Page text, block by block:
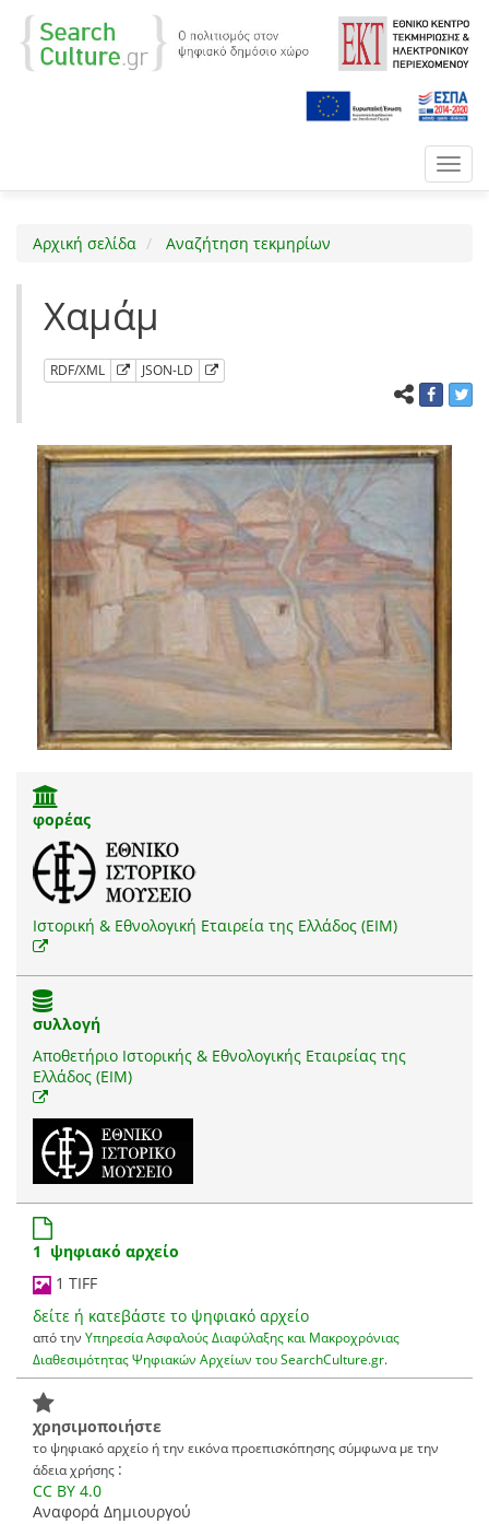
Αρχική σελίδα Αναζήτηση τεκμηρίων
Χαμάμ
RDF/XML JSON-LD
φορέας
Ιστορική & Εθνολογική Εταιρεία της Ελλάδος (EIM)
συλλογή
Αποθετήριο Ιστορικής & Εθνολογικής Εταιρείας της
Ελλάδος (ΕΙΜ)
1 ψηφιακό αρχείο
1 TIFF
δείτε ή κατεβάστε το ψηφιακό αρχείο
από την Υπηρεσία Ασφαλούς Διαφύλαξης και Μακροχρόνιας
Διαθεσιμότητας Ψηφιακών Αρχείων του SearchCulture.gr.
χρησιμοποιήστε
το ψηφιακό αρχείο ή την εικόνα προεπισκόπησης σύμφωνα με την
άδεια χρήσης :
CC BY 4.0
Αναφορά Δημιουργού